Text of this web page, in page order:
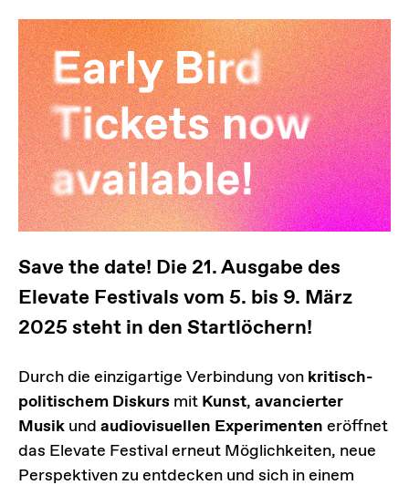
Save the date! Die 21. Ausgabe des
Elevate Festivals vom 5. bis 9. März
2025 steht in den Startlöchern!
Durch die einzigartige Verbindung von kritisch-
politischem Diskurs mit Kunst, avancierter
Musik und audiovisuellen Experimenten eröffnet
das Elevate Festival erneut Möglichkeiten, neue
Perspektiven zu entdecken und sich in einem